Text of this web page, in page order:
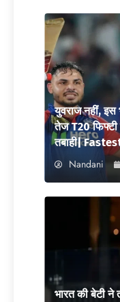
युवराज नहीं,
तेज T20 फिफ्टी
तबाही|
Nandani
भारत की बेटी ने